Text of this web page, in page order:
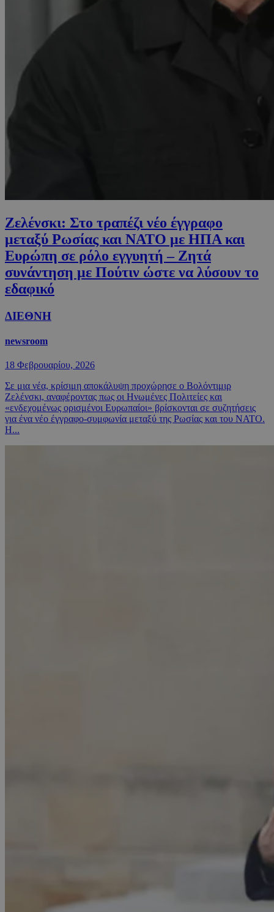
Ζελένσκι: Στο τραπέζι νέο έγγραφο
μεταξύ Ρωσίας και ΝΑΤΟ με ΗΠΑ και
Ευρώπη σε ρόλο εγγυητή – Ζητά
συνάντηση με Πούτιν ώστε να λύσουν το
εδαφικό
ΔΙΕΘΝΗ
newsroom
18 Φεβρουαρίου, 2026
Σε μια νέα, κρίσιμη αποκάλυψη προχώρησε ο Βολόντιμιρ
Ζελένσκι, αναφέροντας πως οι Ηνωμένες Πολιτείες και
«ενδεχομένως ορισμένοι Ευρωπαίοι» βρίσκονται σε συζητήσεις
για ένα νέο έγγραφο-συμφωνία μεταξύ της Ρωσίας και του ΝΑΤΟ.
Η...